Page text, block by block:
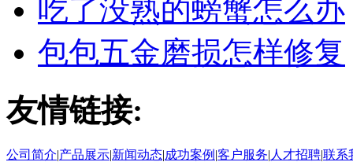
吃了没熟的螃蟹怎么办
包包五金磨损怎样修复
友情链接:
公司简介|产品展示|新闻动态|成功案例 |客户服务| 人才招聘|联系